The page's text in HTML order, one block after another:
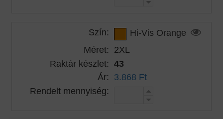
Szín:
Hi-Vis Orange
Méret: 2XL
Raktár készlet: 43
Ár: 3.868 Ft
Rendelt mennyiség: